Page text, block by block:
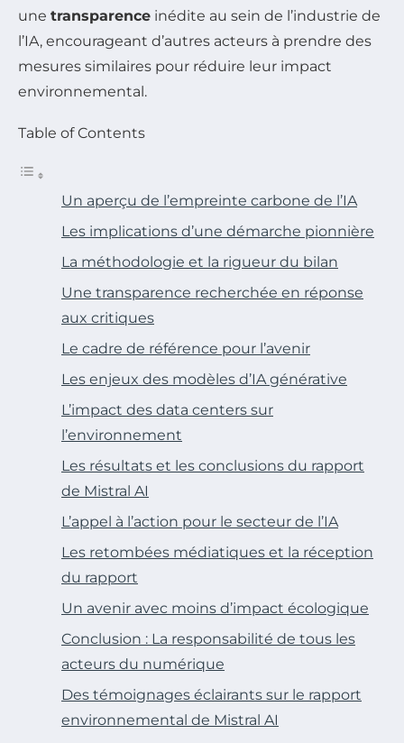
une transparence inédite au sein de l’industrie de
l’IA, encourageant d’autres acteurs à prendre des
mesures similaires pour réduire leur impact
environnemental.
Table of Contents
Un aperçu de l’empreinte carbone de l’IA
Les implications d’une démarche pionnière
La méthodologie et la rigueur du bilan
Une transparence recherchée en réponse
aux critiques
Le cadre de référence pour l’avenir
Les enjeux des modèles d’IA générative
L’impact des data centers sur
l’environnement
Les résultats et les conclusions du rapport
de Mistral AI
L’appel à l’action pour le secteur de l’IA
Les retombées médiatiques et la réception
du rapport
Un avenir avec moins d’impact écologique
Conclusion : La responsabilité de tous les
acteurs du numérique
Des témoignages éclairants sur le rapport
environnemental de Mistral AI